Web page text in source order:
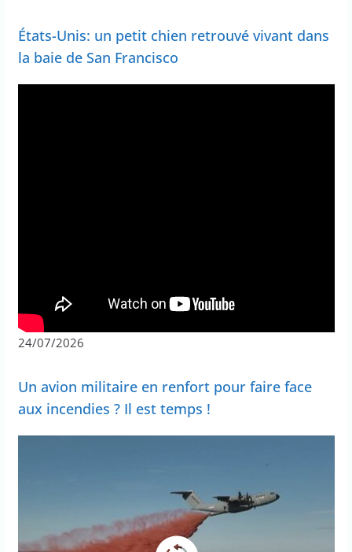
États-Unis: un petit chien retrouvé vivant dans
la baie de San Francisco
24/07/2026
Un avion militaire en renfort pour faire face
aux incendies ? Il est temps !